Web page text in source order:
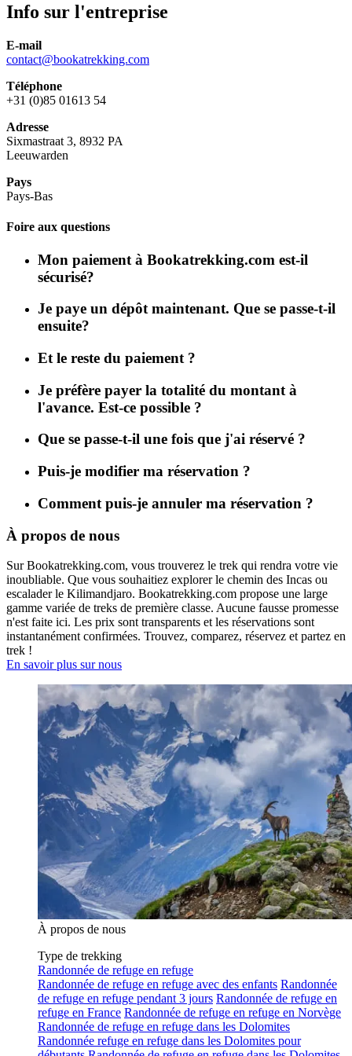
Info sur l'entreprise
E-mail
contact@bookatrekking.com
Téléphone
+31 (0)85 01613 54
Adresse
Sixmastraat 3, 8932 PA
Leeuwarden
Pays
Pays-Bas
Foire aux questions
Mon paiement à Bookatrekking.com est-il
sécurisé?
Je paye un dépôt maintenant. Que se passe-t-il
ensuite?
Et le reste du paiement ?
Je préfère payer la totalité du montant à
l'avance. Est-ce possible ?
Que se passe-t-il une fois que j'ai réservé ?
Puis-je modifier ma réservation ?
Comment puis-je annuler ma réservation ?
À propos de nous
Sur Bookatrekking.com, vous trouverez le trek qui rendra votre vie
inoubliable. Que vous souhaitiez explorer le chemin des Incas ou
escalader le Kilimandjaro. Bookatrekking.com propose une large
gamme variée de treks de première classe. Aucune fausse promesse
n'est faite ici. Les prix sont transparents et les réservations sont
instantanément confirmées. Trouvez, comparez, réservez et partez en
trek !
En savoir plus sur nous
À propos de nous
Type de trekking
Randonnée de refuge en refuge
Randonnée de refuge en refuge avec des enfants Randonnée
de refuge en refuge pendant 3 jours Randonnée de refuge en
refuge en France Randonnée de refuge en refuge en Norvège
Randonnée de refuge en refuge dans les Dolomites
Randonnée refuge en refuge dans les Dolomites pour